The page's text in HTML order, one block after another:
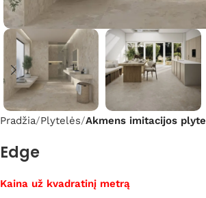
Pradžia Plytelės Akmens imitacijos
Edge
Kaina už kvadratinį metrą